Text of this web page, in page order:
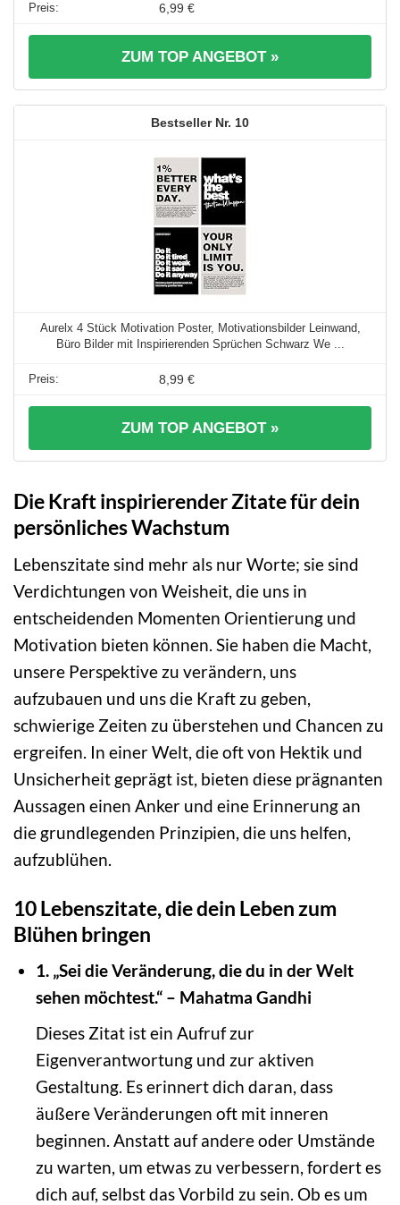
6,99 €
ZUM TOP ANGEBOT »
10
Aurelx 4 Stück Motivation Poster, Motivationsbilder Leinwand,
Büro Bilder mit Inspirierenden Sprüchen Schwarz We ...
8,99 €
ZUM TOP ANGEBOT »
Die Kraft inspirierender Zitate für dein
persönliches Wachstum
Lebenszitate sind mehr als nur Worte; sie sind
Verdichtungen von Weisheit, die uns in
entscheidenden Momenten Orientierung und
Motivation bieten können. Sie haben die Macht,
unsere Perspektive zu verändern, uns
aufzubauen und uns die Kraft zu geben,
schwierige Zeiten zu überstehen und Chancen zu
ergreifen. In einer Welt, die oft von Hektik und
Unsicherheit geprägt ist, bieten diese prägnanten
Aussagen einen Anker und eine Erinnerung an
die grundlegenden Prinzipien, die uns helfen,
aufzublühen.
10 Lebenszitate, die dein Leben zum
Blühen bringen
1. „Sei die Veränderung, die du in der Welt
sehen möchtest.“ – Mahatma Gandhi
Dieses Zitat ist ein Aufruf zur
Eigenverantwortung und zur aktiven
Gestaltung. Es erinnert dich daran, dass
äußere Veränderungen oft mit inneren
beginnen. Anstatt auf andere oder Umstände
zu warten, um etwas zu verbessern, fordert es
dich auf, selbst das Vorbild zu sein. Ob es um